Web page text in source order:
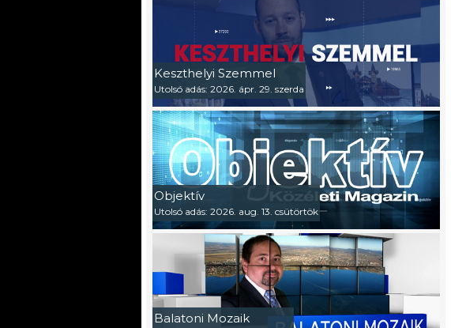
Keszthelyi Szemmel
Utolsó adás: 2026. ápr. 29. szerda
Objektív
Utolsó adás: 2026. aug. 13. csütörtök
Balatoni Mozaik